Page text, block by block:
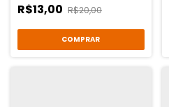
R$13,00 R$20,00